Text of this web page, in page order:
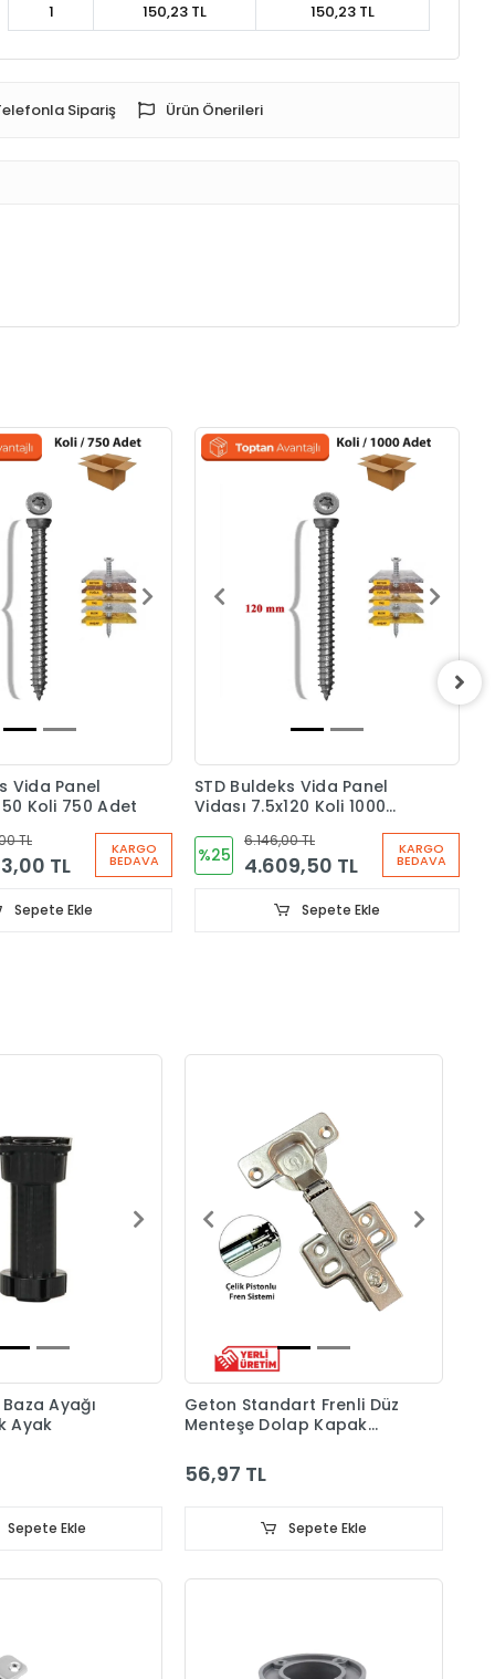
1
150,23 TL 150,23 TL
Sipariş Ürün Önerileri
Vida Panel
Koli 750 Adet
TL
TL
KARGO
BEDAVA
Sepete Ekle
STD Buldeks Vida Panel
Vidası 7.5x120 Koli 1000
%25
6.146,00 TL
4.609,50 TL
KARGO
BEDAVA
Sepete Ekle
Ayağı
Ayak
Sepete Ekle
Geton Standart Frenli Düz
Menteşe Dolap Kapak
56,97 TL
Sepete Ekle